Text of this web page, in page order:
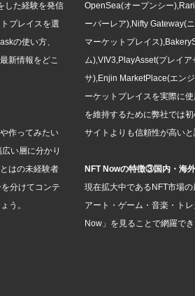
した経験を発信
プレイスを選
の使い方、
新情報をどこ
作ってみたい
い層に分かり
はの未経験者
分けてコンテ
う。
OpenSea(オープンシー
ーパーレア),Nifty Gateway(
マーケットプレイス
ム),VIV3,PlayAsset(プレイ
サ),Enjin MarketPlace(エン
ーケットプレイスを実際に
を維持するために弊社では
サイトよりも信頼性が高いと
NFT Nowの特徴③国内・海
現在拡大中であるNFT市場
アート・ゲーム・音楽・ト
Now」を見ることで網羅で